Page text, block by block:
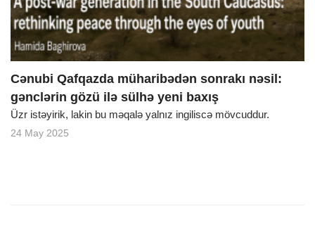
Cənubi Qafqazda müharibədən sonrakı nəsil:
gənclərin gözü ilə sülhə yeni baxış
Üzr istəyirik, lakin bu məqalə yalnız ingiliscə mövcuddur.
24 May 2025